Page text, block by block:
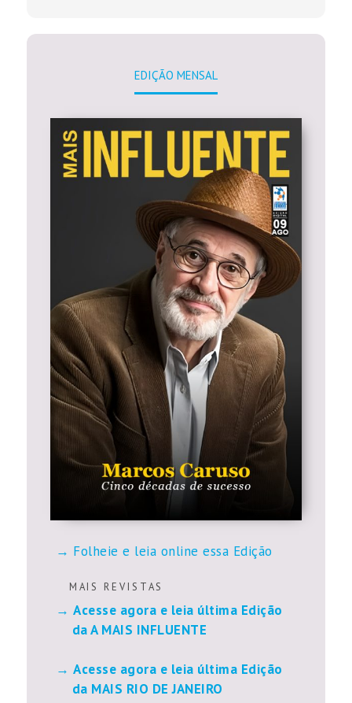
EDIÇÃO MENSAL
Folheie e leia online essa Edição
M A I S R E V I S T A S
Acesse agora e leia última Edição
da A MAIS INFLUENTE
Acesse agora e leia última Edição
da MAIS RIO DE JANEIRO